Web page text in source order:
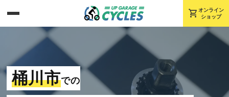
shopping_cart オンライン
ショップ
桶川市での